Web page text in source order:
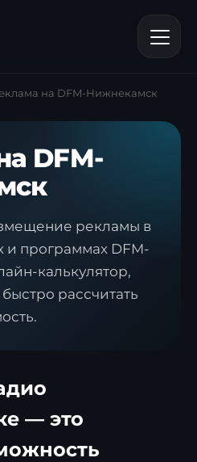
на DFM-Нижнекамск
DFM-
рекламы в
и программах DFM-
калькулятор,
рассчитать
— это